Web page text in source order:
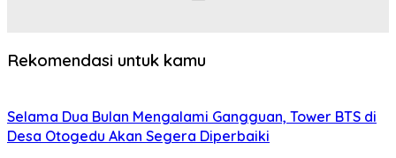
Rekomendasi untuk kamu
Selama Dua Bulan Mengalami Gangguan, Tower BTS di
Desa Otogedu Akan Segera Diperbaiki